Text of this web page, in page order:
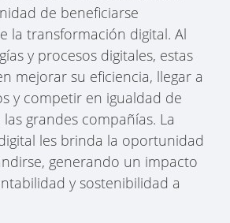
de beneficiarse
la transformación digital. Al
y procesos digitales, estas
mejorar su eficiencia, llegar a
y competir en igualdad de
grandes compañías. La
les brinda la oportunidad
generando un impacto
y sostenibilidad a